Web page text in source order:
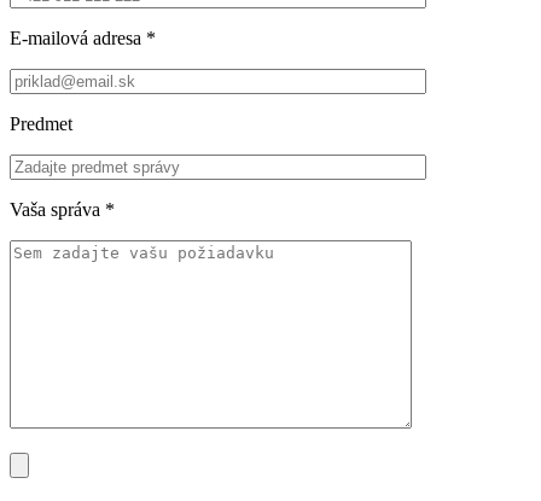
E-mailová adresa *
Predmet
Vaša správa *